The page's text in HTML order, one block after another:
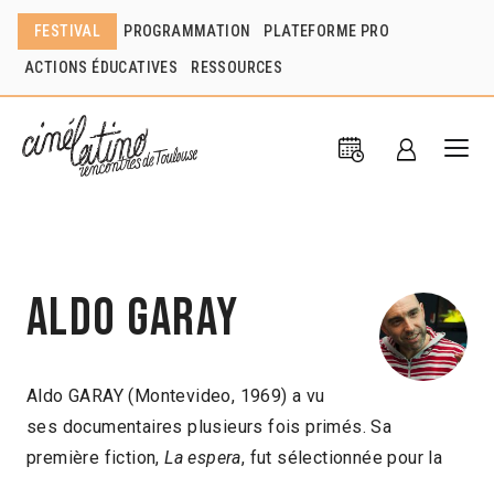
FESTIVAL PROGRAMMATION PLATEFORME PRO
ACTIONS ÉDUCATIVES RESSOURCES
Aldo Garay
Aldo GARAY (Montevideo, 1969) a vu
ses documentaires plusieurs fois primés. Sa
première fiction,La espera, fut sélectionnée pour la